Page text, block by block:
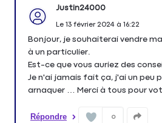
Justin24000
Le 13 février 2024à 16:22
Bonjour, je souhaiterai vendre
à un particulier.
Est-ce que vous auriez des
Je n'ai jamais fait ça, j'ai un peu
arnaquer … Merci à tous pour
Répondre 0